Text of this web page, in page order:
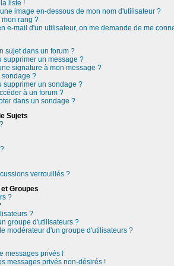
liste !
image en-dessous de mon nom d'utilisateur ?
rang ?
e-mail d'un utilisateur, on me demande de me
sujet dans un forum ?
supprimer un message ?
signature à mon message ?
sondage ?
supprimer un sondage ?
à un forum ?
dans un sondage ?
Sujets
verrouillés ?
Groupes
?
?
groupe d'utilisateurs ?
modérateur d'un groupe d'utilisateurs ?
messages privés !
messages privés non-désirés !